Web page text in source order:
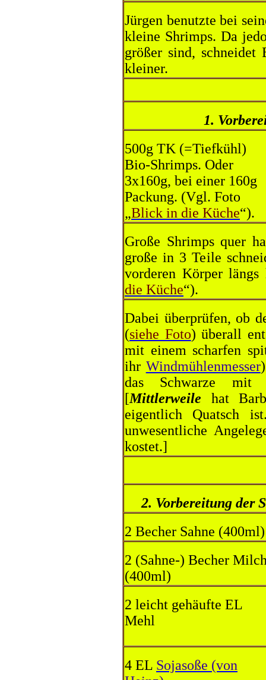
Jürgen benutzte bei
kleine Shrimps. Da
größer sind, schneidet
kleiner.
1.
500g TK (=Tiefkühl)
Bio-Shrimps. Oder
3x160g, bei einer 160g
Packung. (Vgl. Foto
„Blick in die Küche“).
Große Shrimps quer
große in 3 Teile
vorderen Körper
die Küche“).
Dabei überprüfen, ob
(siehe Foto) überall
mit einem scharfen
ihr Windmühlenmesser
das Schwarze mit
[Mittlerweile hat
eigentlich Quatsch
unwesentliche
kostet.]
2. Vorbereitung der
2 Becher Sahne (400ml)
2 (Sahne-) Becher
(400ml)
2 leicht gehäufte EL
Mehl
4 EL Sojasoße (von